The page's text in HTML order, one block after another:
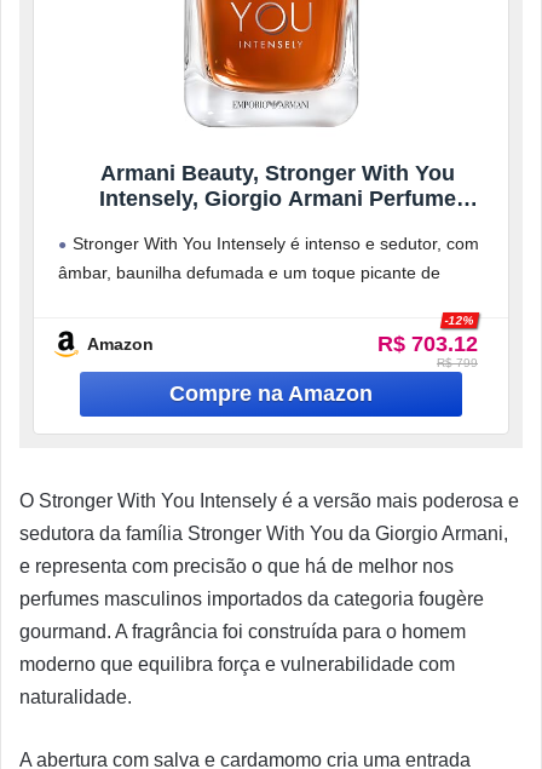
Armani Beauty, Stronger With You
Intensely, Giorgio Armani Perfume
Amadeirada com Notas de Pimenta Rosa,
Lavanda, Âmbar e Baunilha Defumada,
Stronger With You Intensely é intenso e sedutor, com
âmbar, baunilha defumada e um toque picante de
Abertura
Amazon R$ 703.12
-12%
R$ 799
O Stronger With You Intensely é a versão mais poderosa e
sedutora da família Stronger With You da Giorgio Armani,
e representa com precisão o que há de melhor nos
perfumes masculinos importados da categoria fougère
gourmand. A fragrância foi construída para o homem
moderno que equilibra força e vulnerabilidade com
naturalidade.
A abertura com salva e cardamomo cria uma entrada